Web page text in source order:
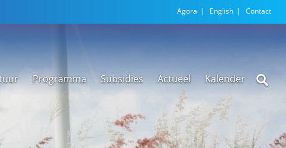
Agora English Contact
Programma Subsidies Actueel
Nieuwsarchief
Kalender